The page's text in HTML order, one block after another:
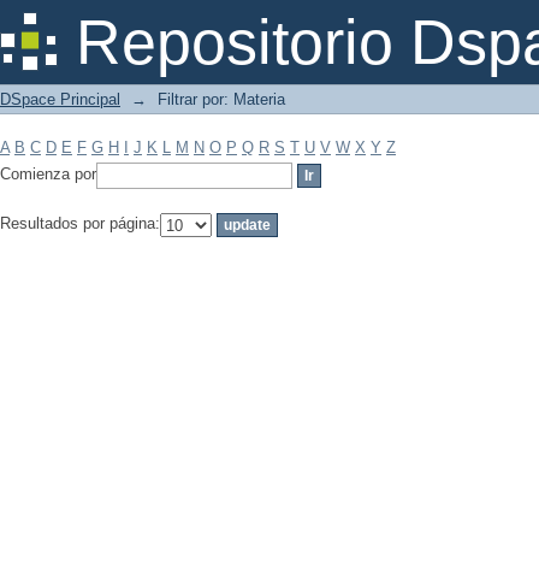
Repositorio
Filtrar por: Materia
DSpace Principal → Filtrar por: Materia
A B C D E F G H J K L M N O P Q R S T U V W X Y Z
Comienza por
Resultados por página: